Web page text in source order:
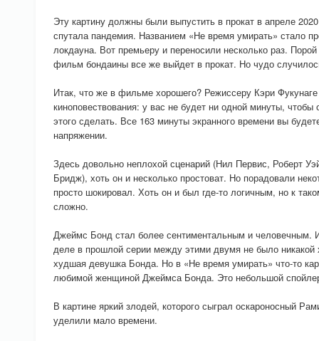
Эту картину должны были выпустить в прокат в апреле
спутала пандемия. Названием «Не время умирать» стало
локдауна. Вот премьеру и переносили несколько раз.
фильм бондаины все же выйдет в прокат. Но чудо
Итак, что же в фильме хорошего? Режиссеру Кэри
киноповествования: у вас не будет ни одной минуты,
этого сделать. Все 163 минуты экранного времени вы
напряжении.
Здесь довольно неплохой сценарий (Нил Первис, Роберт
Бридж), хоть он и несколько простоват. Но порадовали
просто шокировал. Хоть он и был где-то логичным, но к
сложно.
Джеймс Бонд стал более сентиментальным и человечным.
деле в прошлой серии между этими двумя не было
худшая девушка Бонда. Но в «Не время умирать» что-то
любимой женщиной Джеймса Бонда. Это небольшой
В картине яркий злодей, которого сыграл оскароносный
уделили мало времени.